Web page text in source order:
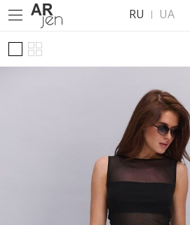
RU UA